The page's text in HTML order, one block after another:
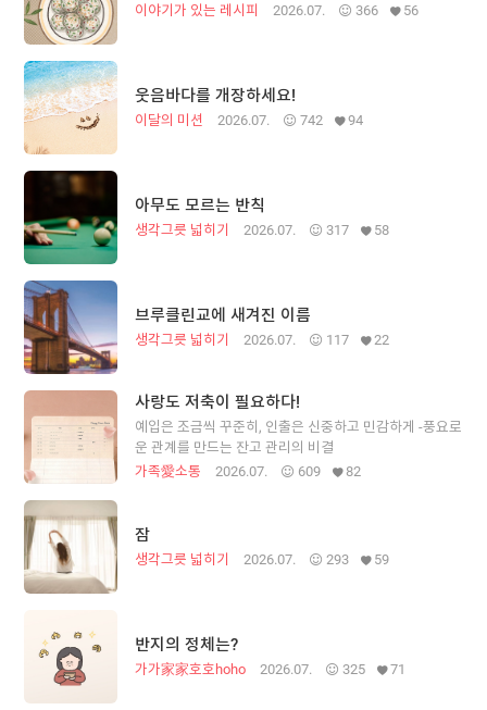
이야기가 있는 레시피 2026.07. 366 56
웃음바다를 개장하세요!
이달의 미션 2026.07. 742 94
아무도 모르는 반칙
생각그릇 넓히기 2026.07. 317 58
브루클린교에 새겨진 이름
생각그릇 넓히기 2026.07. 117 22
사랑도 저축이 필요하다!
예입은 조금씩 꾸준히, 인출은 신중하고 민감하게 -풍요로
운 관계를 만드는 잔고 관리의 비결
가족愛소통
2026.07. 609 82
잠
생각그릇 넓히기 2026.07. 293 59
반지의 정체는?
가가家家호호hoho 2026.07. 325 71